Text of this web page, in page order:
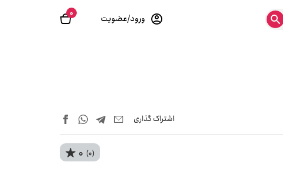
0 ورود/عضویت
اشتراک‌ گذاری
0 (0)